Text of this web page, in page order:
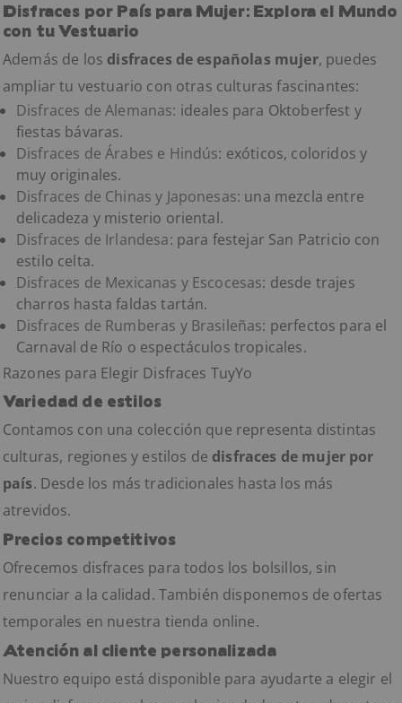
Disfraces por País para Mujer: Explora el Mundo
con tu Vestuario
Además de los disfraces de españolas mujer, puedes
ampliar tu vestuario con otras culturas fascinantes:
Disfraces de Alemanas: ideales para Oktoberfest y
fiestas bávaras.
Disfraces de Árabes e Hindús: exóticos, coloridos y
muy originales.
Disfraces de Chinas y Japonesas: una mezcla entre
delicadeza y misterio oriental.
Disfraces de Irlandesa: para festejar San Patricio con
estilo celta.
Disfraces de Mexicanas y Escocesas: desde trajes
charros hasta faldas tartán.
Disfraces de Rumberas y Brasileñas: perfectos para el
Carnaval de Río o espectáculos tropicales.
Razones para Elegir Disfraces TuyYo
Variedad de estilos
Contamos con una colección que representa distintas
culturas, regiones y estilos de disfraces de mujer por
país. Desde los más tradicionales hasta los más
atrevidos.
Precios competitivos
Ofrecemos disfraces para todos los bolsillos, sin
renunciar a la calidad. También disponemos de ofertas
temporales en nuestra tienda online.
Atención al cliente personalizada
Nuestro equipo está disponible para ayudarte a elegir el